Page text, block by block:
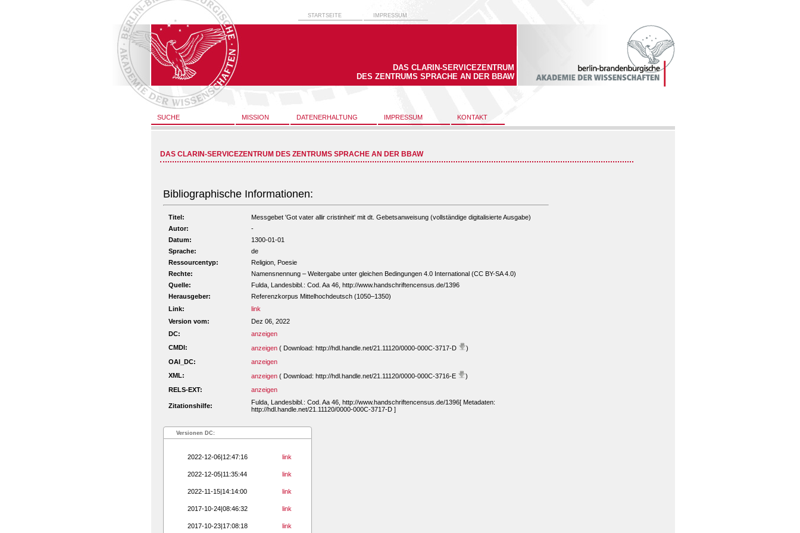
STARTSEITE IMPRESSUM
DAS CLARIN-SERVICEZENTRUM
DES ZENTRUMS SPRACHE AN DER BBAW
SUCHE MISSION DATENERHALTUNG IMPRESSUM KONTAKT
DAS CLARIN-SERVICEZENTRUM DES ZENTRUMS SPRACHE AN DER BBAW
Bibliographische Informationen:
Titel:
Messgebet 'Got vater allir cristinheit' mit dt. Gebetsanweisung (vollständige digitalisierte Ausgabe)
Autor:
-
Datum:
1300-01-01
Sprache:
de
Ressourcentyp:
Religion, Poesie
Rechte:
Namensnennung – Weitergabe unter gleichen Bedingungen 4.0 International (CC BY-SA 4.0)
Quelle:
Fulda, Landesbibl.: Cod. Aa 46, http://www.handschriftencensus.de/1396
Herausgeber:
Referenzkorpus Mittelhochdeutsch (1050–1350)
Link:
link
Version vom:
Dez 06, 2022
DC:
anzeigen
CMDI:
anzeigen ( Download: http://hdl.handle.net/21.11120/0000-000C-3717-D
)
OAI_DC:
anzeigen
XML:
anzeigen ( Download: http://hdl.handle.net/21.11120/0000-000C-3716-E
)
RELS-EXT:
anzeigen
Zitationshilfe:
Fulda, Landesbibl.: Cod. Aa 46, http://www.handschriftencensus.de/1396[ Metadaten:
http://hdl.handle.net/21.11120/0000-000C-3717-D ]
Versionen DC:
2022-12-06|12:47:16 link
2022-12-05|11:35:44 link
2022-11-15|14:14:00 link
2017-10-24|08:46:32 link
2017-10-23|17:08:18 link